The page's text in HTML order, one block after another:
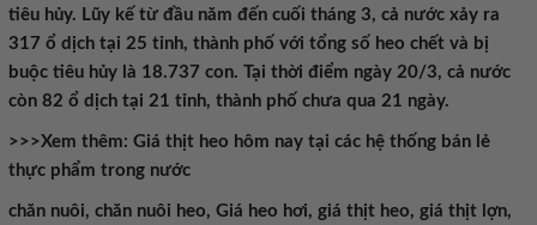
tiêu hủy. Lũy kế từ đầu năm đến cuối tháng 3, cả nước xảy ra
317 ổ dịch tại 25 tỉnh, thành phố với tổng số heo chết và bị
buộc tiêu hủy là 18.737 con. Tại thời điểm ngày 20/3, cả nước
còn 82 ổ dịch tại 21 tỉnh, thành phố chưa qua 21 ngày.
>>>Xem thêm: Giá thịt heo hôm nay tại các hệ thống bán lẻ
thực phẩm trong nước
chăn nuôi, chăn nuôi heo, Giá heo hơi, giá thịt heo, giá thịt lợn,